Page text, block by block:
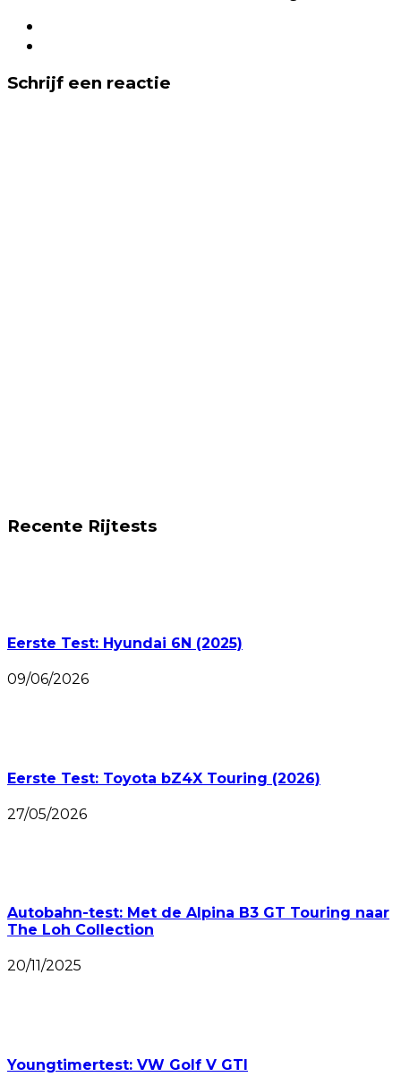
Schrijf een reactie
Recente Rijtests
Eerste Test: Hyundai 6N (2025)
09/06/2026
Eerste Test: Toyota bZ4X Touring (2026)
27/05/2026
Autobahn-test: Met de Alpina B3 GT Touring naar
The Loh Collection
20/11/2025
Youngtimertest: VW Golf V GTI